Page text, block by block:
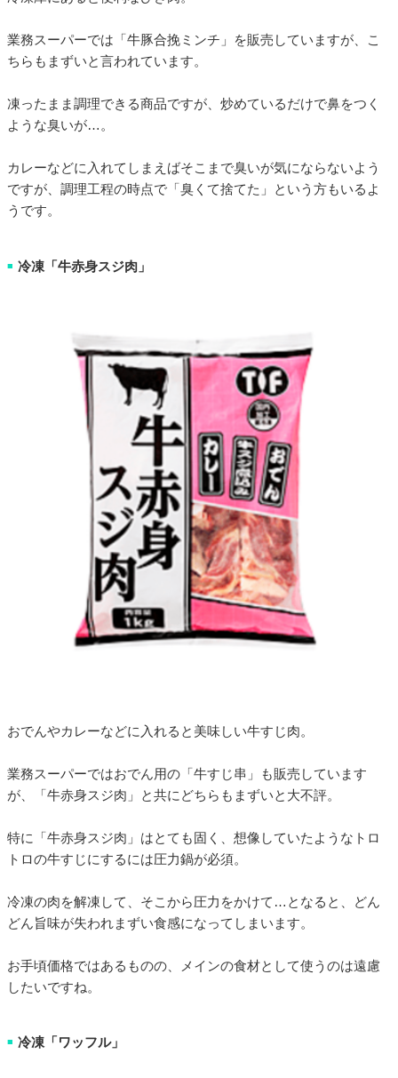
業務スーパーでは「牛豚合挽ミンチ」を販売していますが、こ
ちらもまずいと言われています。
凍ったまま調理できる商品ですが、炒めているだけで鼻をつく
ような臭いが…。
カレーなどに入れてしまえばそこまで臭いが気にならないよう
ですが、調理工程の時点で「臭くて捨てた」という方もいるよ
うです。
■ 冷凍「牛赤身スジ肉」
おでんやカレーなどに入れると美味しい牛すじ肉。
業務スーパーではおでん用の「牛すじ串」も販売しています
が、「牛赤身スジ肉」と共にどちらもまずいと大不評。
特に「牛赤身スジ肉」はとても固く、想像していたようなトロ
トロの牛すじにするには圧力鍋が必須。
冷凍の肉を解凍して、そこから圧力をかけて…となると、どん
どん旨味が失われまずい食感になってしまいます。
お手頃価格ではあるものの、メインの食材として使うのは遠慮
したいですね。
■ 冷凍「ワッフル」